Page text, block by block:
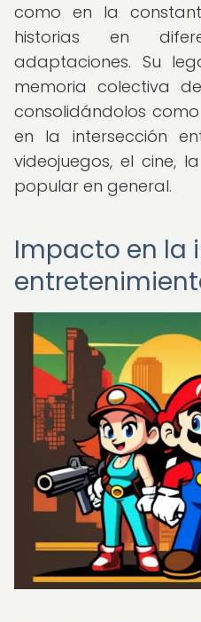
como en la
historias en
adaptaciones. Su
memoria colectiva
consolidándolos
en la intersección
videojuegos, el cine,
popular en general.
Impacto en la